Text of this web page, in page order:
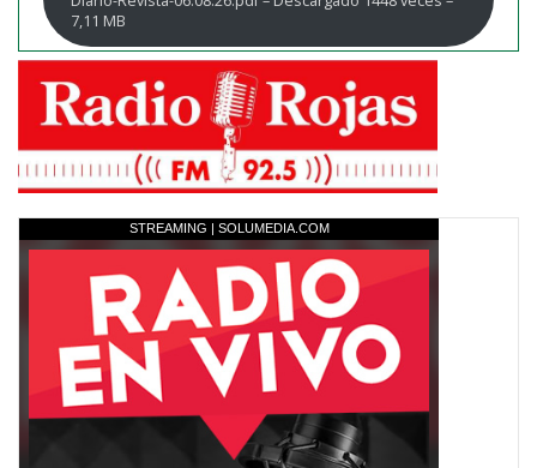
7,11 MB